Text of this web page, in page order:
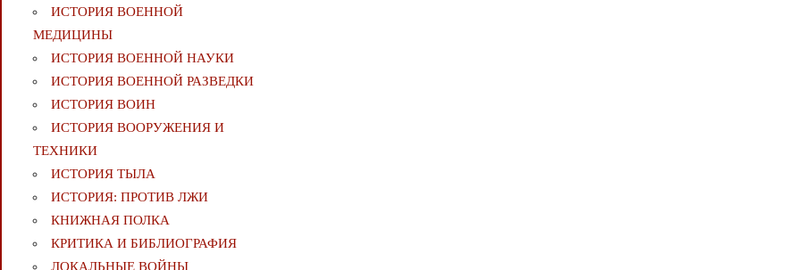
ИСТОРИЯ ВОЕННОЙ
МЕДИЦИНЫ
ИСТОРИЯ ВОЕННОЙ НАУКИ
ИСТОРИЯ ВОЕННОЙ РАЗВЕДКИ
ИСТОРИЯ ВОИН
ИСТОРИЯ ВООРУЖЕНИЯ И
ТЕХНИКИ
ИСТОРИЯ ТЫЛА
ИСТОРИЯ: ПРОТИВ ЛЖИ
КНИЖНАЯ ПОЛКА
КРИТИКА И БИБЛИОГРАФИЯ
ЛОКАЛЬНЫЕ ВОЙНЫ